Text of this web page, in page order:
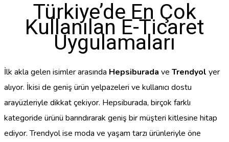
Türkiye’de En Çok
Kullanılan E-Ticaret
Uygulamaları
İlk akla gelen isimler arasında Hepsiburada ve Trendyol yer
alıyor. İkisi de geniş ürün yelpazeleri ve kullanıcı dostu
arayüzleriyle dikkat çekiyor. Hepsiburada, birçok farklı
kategoride ürünü barındırarak geniş bir müşteri kitlesine hitap
ediyor. Trendyol ise moda ve yaşam tarzı ürünleriyle öne